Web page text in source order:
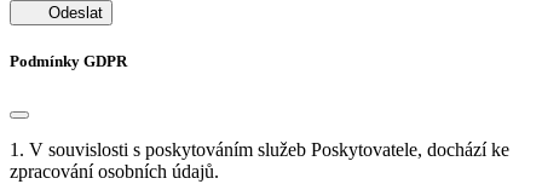
Odeslat
Podmínky GDPR
1. V souvislosti s poskytováním služeb Poskytovatele, dochází ke
zpracování osobních údajů.